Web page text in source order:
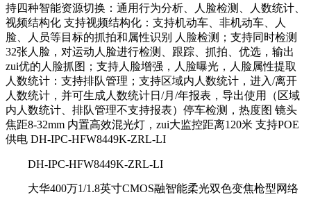
持四种智能资源切换：通用行为分析、人脸检测、人数统计、
视频结构化 支持视频结构化：支持机动车、非机动车、人
脸、人员等目标的抓拍和属性识别 人脸检测；支持同时检测
32张人脸，对运动人脸进行检测、跟踪、抓拍、优选，输出
zui优的人脸抓图；支持人脸增强，人脸曝光，人脸属性提取
人数统计：支持排队管理；支持区域内人数统计，进入/离开
人数统计，并可生成人数统计日/月/年报表，导出使用（区域
内人数统计、排队管理不支持报表）停车检测，热度图 镜头
焦距8-32mm 内置高效混光灯，zui大监控距离120米 支持POE
供电 DH-IPC-HFW8449K-ZRL-LI
DH-IPC-HFW8449K-ZRL-LI
大华400万1/1.8英寸CMOS融智能柔光双色变焦枪型网络